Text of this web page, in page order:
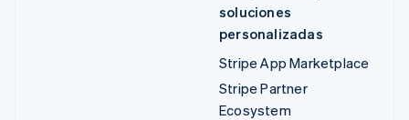
soluciones
personalizadas
Stripe App Marketplace
Stripe Partner
Ecosystem